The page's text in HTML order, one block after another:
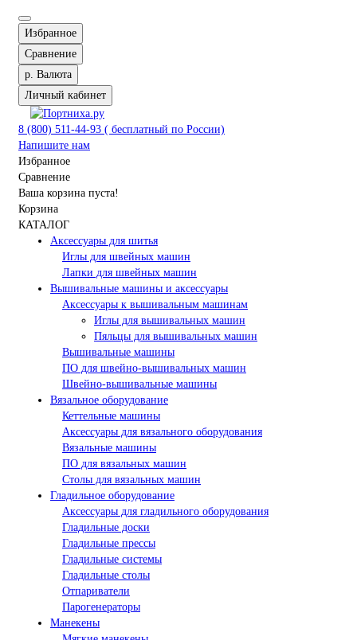
Избранное
Сравнение
р. Валюта
Личный кабинет
8 (800) 511-44-93 ( бесплатный по России)
Напишите нам
Избранное
Сравнение
Ваша корзина пуста!
Корзина
КАТАЛОГ
Аксессуары для шитья
Иглы для швейных машин
Лапки для швейных машин
Вышивальные машины и аксессуары
Аксессуары к вышивальным машинам
Иглы для вышивальных машин
Пяльцы для вышивальных машин
Вышивальные машины
ПО для швейно-вышивальных машин
Швейно-вышивальные машины
Вязальное оборудование
Кеттельные машины
Аксессуары для вязального оборудования
Вязальные машины
ПО для вязальных машин
Столы для вязальных машин
Гладильное оборудование
Аксессуары для гладильного оборудования
Гладильные доски
Гладильные прессы
Гладильные системы
Гладильные столы
Отпариватели
Парогенераторы
Манекены